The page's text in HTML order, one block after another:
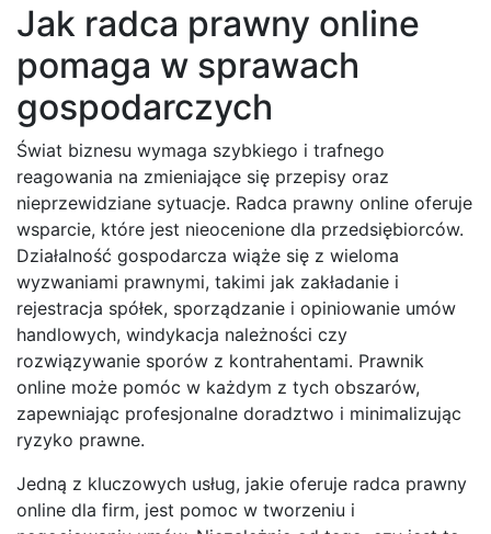
Jak radca prawny online
pomaga w sprawach
gospodarczych
Świat biznesu wymaga szybkiego i trafnego
reagowania na zmieniające się przepisy oraz
nieprzewidziane sytuacje. Radca prawny online oferuje
wsparcie, które jest nieocenione dla przedsiębiorców.
Działalność gospodarcza wiąże się z wieloma
wyzwaniami prawnymi, takimi jak zakładanie i
rejestracja spółek, sporządzanie i opiniowanie umów
handlowych, windykacja należności czy
rozwiązywanie sporów z kontrahentami. Prawnik
online może pomóc w każdym z tych obszarów,
zapewniając profesjonalne doradztwo i minimalizując
ryzyko prawne.
Jedną z kluczowych usług, jakie oferuje radca prawny
online dla firm, jest pomoc w tworzeniu i